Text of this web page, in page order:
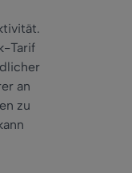
Tarif
an
zu